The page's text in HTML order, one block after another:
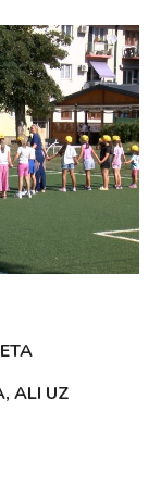
ALI UZ